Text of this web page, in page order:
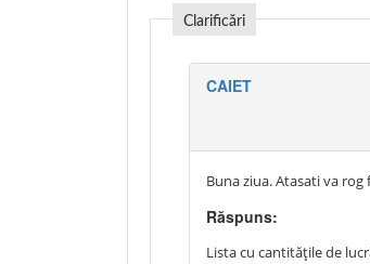
Clarificări
CAIET
Buna ziua. Atasati va
Răspuns:
Lista cu cantitățile de